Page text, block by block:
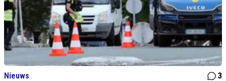
Nieuws
3